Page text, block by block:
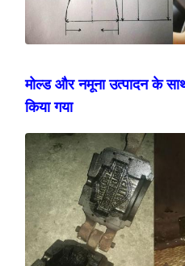
मोल्ड और नमूना उत्पादन के
किया गया